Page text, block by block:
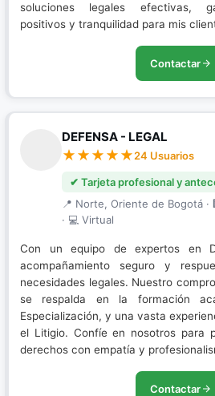
soluciones legales efectivas,
positivos y tranquilidad para mis
Contactar
DEFENSA - LEGAL
24 Usuarios
✔ Tarjeta profesional y
📍 Norte, Oriente de Bogotá ·
· 💻 Virtual
Con un equipo de expertos en
acompañamiento seguro y
necesidades legales. Nuestro
se respalda en la formación
Especialización, y una vasta
el Litigio. Confíe en nosotros para
derechos con empatía y
Contactar